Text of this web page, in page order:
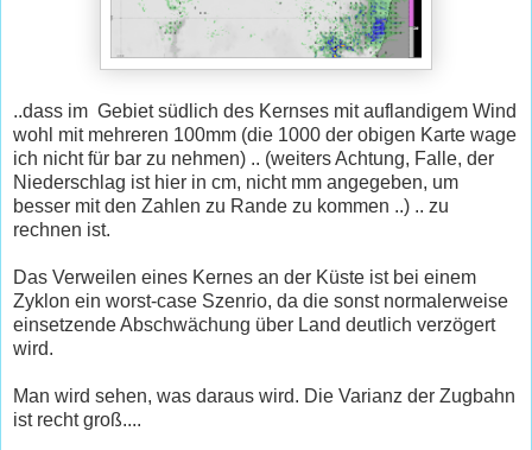
..dass im Gebiet südlich des Kernses mit auflandigem Wind
wohl mit mehreren 100mm (die 1000 der obigen Karte wage
ich nicht für bar zu nehmen) .. (weiters Achtung, Falle, der
Niederschlag ist hier in cm, nicht mm angegeben, um
besser mit den Zahlen zu Rande zu kommen ..) .. zu
rechnen ist.
Das Verweilen eines Kernes an der Küste ist bei einem
Zyklon ein worst-case Szenrio, da die sonst normalerweise
einsetzende Abschwächung über Land deutlich verzögert
wird.
Man wird sehen, was daraus wird. Die Varianz der Zugbahn
ist recht groß....